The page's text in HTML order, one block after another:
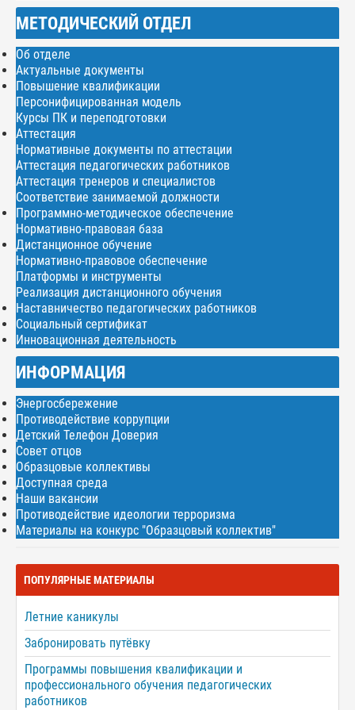
МЕТОДИЧЕСКИЙ ОТДЕЛ
Об отделе
Актуальные документы
Повышение квалификации
Персонифицированная модель
Курсы ПК и переподготовки
Аттестация
Нормативные документы по аттестации
Аттестация педагогических работников
Аттестация тренеров и специалистов
Соответствие занимаемой должности
Программно-методическое обеспечение
Нормативно-правовая база
Дистанционное обучение
Нормативно-правовое обеспечение
Платформы и инструменты
Реализация дистанционного обучения
Наставничество педагогических работников
Социальный сертификат
Инновационная деятельность
ИНФОРМАЦИЯ
Энергосбережение
Противодействие коррупции
Детский Телефон Доверия
Совет отцов
Образцовые коллективы
Доступная среда
Наши вакансии
Противодействие идеологии терроризма
Материалы на конкурс "Образцовый коллектив"
ПОПУЛЯРНЫЕ МАТЕРИАЛЫ
Летние каникулы
Забронировать путёвку
Программы повышения квалификации и
профессионального обучения педагогических
работников